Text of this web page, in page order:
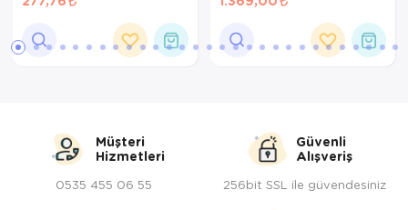
Müşteri
Hizmetleri
0535 455 06 55
Güvenli
Alışveriş
256bit SSL ile güvendesiniz